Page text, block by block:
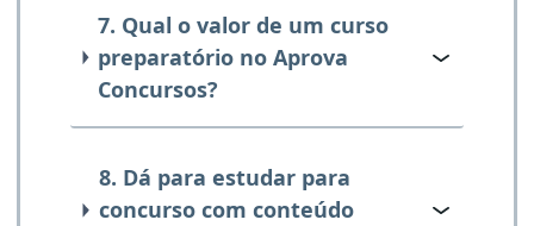
7. Qual o valor de um curso
preparatório no Aprova
Concursos?
8. Dá para estudar para
concurso com conteúdo